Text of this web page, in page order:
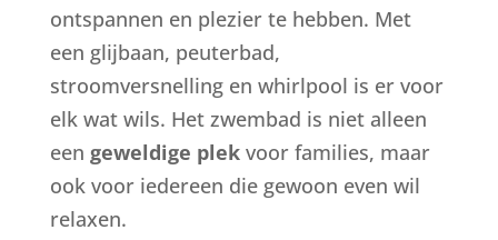
ontspannen en plezier te hebben. Met
een glijbaan, peuterbad,
stroomversnelling en whirlpool is er voor
elk wat wils. Het zwembad is niet alleen
een geweldige plekvoor families, maar
ook voor iedereen die gewoon even wil
relaxen.